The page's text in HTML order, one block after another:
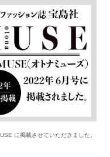
に掲載させていただきました。